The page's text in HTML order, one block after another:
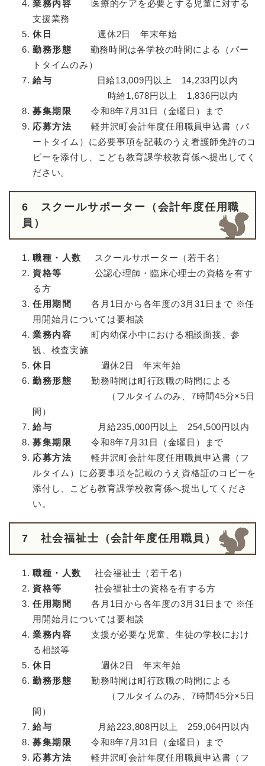
業務内容
医療的ケアを必要とする児童に対する
支援業務
休日 週休2日 年末年始
勤務形態 勤務時間は各学校の時間による（パー
トタイムのみ）
給与
日給13,009円以上 14,233円以内
時給1,678円以上 1,836円以内
募集期限 令和8年7月31日（金曜日）まで
応募方法 軽井沢町会計年度任用職員申込書（パ
ートタイム）に必要事項を記載のうえ看護師免許のコ
ピーを添付し、こども教育課学校教育係へ提出してく
ださい。
6 スクールサポーター（会計年度任用職
員）
職種・人数
スクールサポーター（若干名）
資格等 公認心理師・臨床心理士の資格を有す
る方
任用期間 各月1日から各年度の3月31日まで ※任
用開始月については要相談
業務内容 町内幼保小中における相談面接、参
観、検査実施
休日 週休2日 年末年始
勤務形態 勤務時間は町行政職の時間による
（フルタイムのみ、7時間45分×5日
間）
給与
月給235,000円以上 254,500円以内
募集期限 令和8年7月31日（金曜日）まで
応募方法 軽井沢町会計年度任用職員申込書（フ
ルタイム）に必要事項を記載のうえ資格証のコピーを
添付し、こども教育課学校教育係へ提出してくださ
い。
7 社会福祉士（会計年度任用職員）
職種・人数 社会福祉士（若干名）
資格等 社会福祉士の資格を有する方
任用期間 各月1日から各年度の3月31日まで ※任
用開始月については要相談
業務内容 支援が必要な児童、生徒の学校におけ
る相談等
休日 週休2日 年末年始
勤務形態 勤務時間は町行政職の時間による
（フルタイムのみ、7時間45分×5日
間）
給与
月給223,808円以上 259,064円以内
募集期限 令和8年7月31日（金曜日）まで
応募方法 軽井沢町会計年度任用職員申込書（フ